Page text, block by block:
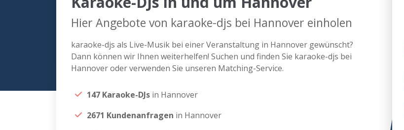
Hier Angebote von karaoke-djs bei Hannover einholen
karaoke-djs als Live-Musik bei einer Veranstaltung in Hannover gewünscht?
Dann können wir Ihnen weiterhelfen! Suchen und finden Sie karaoke-djs bei
Hannover oder verwenden Sie unseren Matching-Service.
147 Karaoke-DJs in Hannover
2671 Kundenanfragen in Hannover